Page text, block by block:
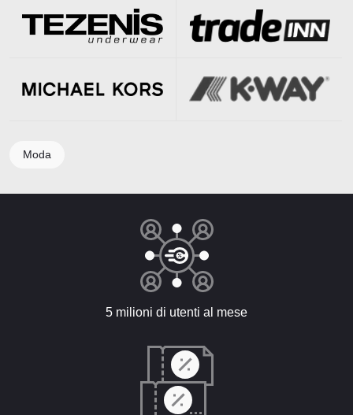
Moda
5 milioni di utenti al mese